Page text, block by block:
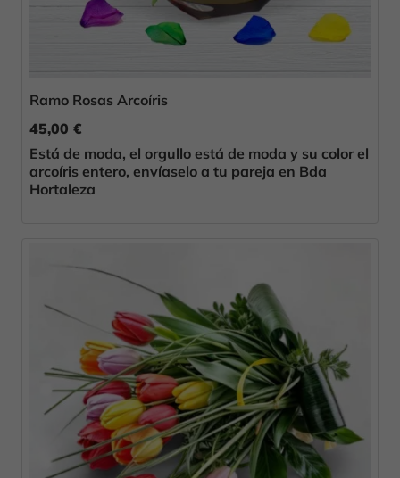
Ramo Rosas Arcoíris
45,00 €
Está de moda, el orgullo está de moda y su color el
arcoíris entero, envíaselo a tu pareja en Bda
Hortaleza